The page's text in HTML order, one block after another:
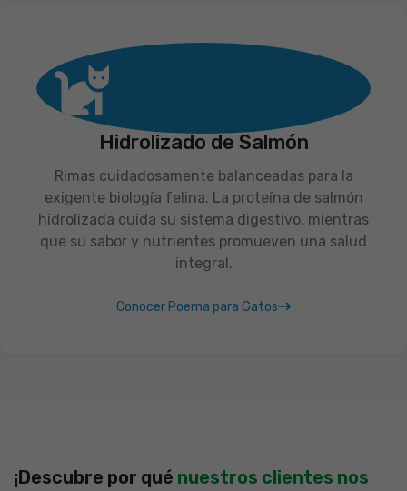
Hidrolizado de Salmón
Rimas cuidadosamente balanceadas para la
exigente biología felina. La proteína de salmón
hidrolizada cuida su sistema digestivo, mientras
que su sabor y nutrientes promueven una salud
integral.
Conocer Poema para Gatos
¡Descubre por qué nuestros clientes nos